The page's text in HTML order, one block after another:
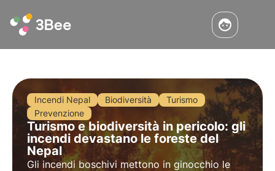
Incendi Nepal Biodiversità
Turismo
Prevenzione
Turismo e biodiversità in pericolo: gli
incendi devastano le foreste del
Nepal
Gli incendi boschivi mettono in ginocchio le